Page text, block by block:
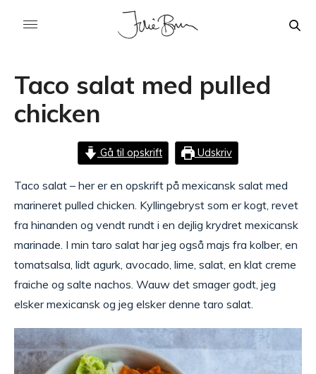
Taco salat med pulled
chicken
Gå til opskrift Udskriv
Taco salat – her er en opskrift på mexicansk salat med
marineret pulled chicken. Kyllingebryst som er kogt, revet
fra hinanden og vendt rundt i en dejlig krydret mexicansk
marinade. I min taro salat har jeg også majs fra kolber, en
tomatsalsa, lidt agurk, avocado, lime, salat, en klat creme
fraiche og salte nachos. Wauw det smager godt, jeg
elsker mexicansk og jeg elsker denne taro salat.